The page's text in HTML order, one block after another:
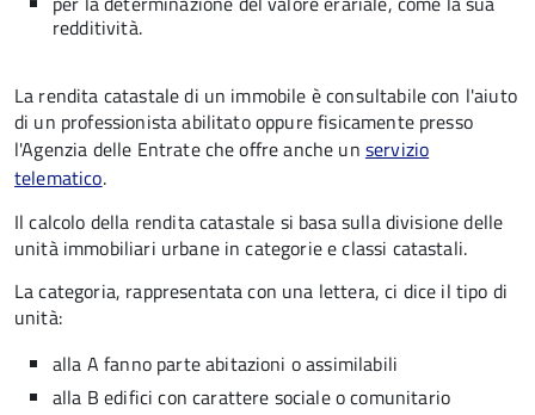
redditività.
La rendita catastale di un immobile è consultabile con l'aiuto
di un professionista abilitato oppure fisicamente presso
l'Agenzia delle Entrate che offre anche un servizio
telematico.
Il calcolo della rendita catastale si basa sulla divisione delle
unità immobiliari urbane in categorie e classi catastali.
La categoria, rappresentata con una lettera, ci dice il tipo di
unità:
alla A fanno parte abitazioni o assimilabili
alla B edifici con carattere sociale o comunitario